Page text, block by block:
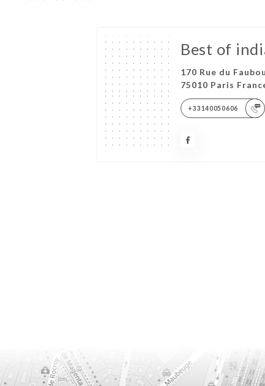
Best of
170 Rue du
75010 Paris
+33140050606